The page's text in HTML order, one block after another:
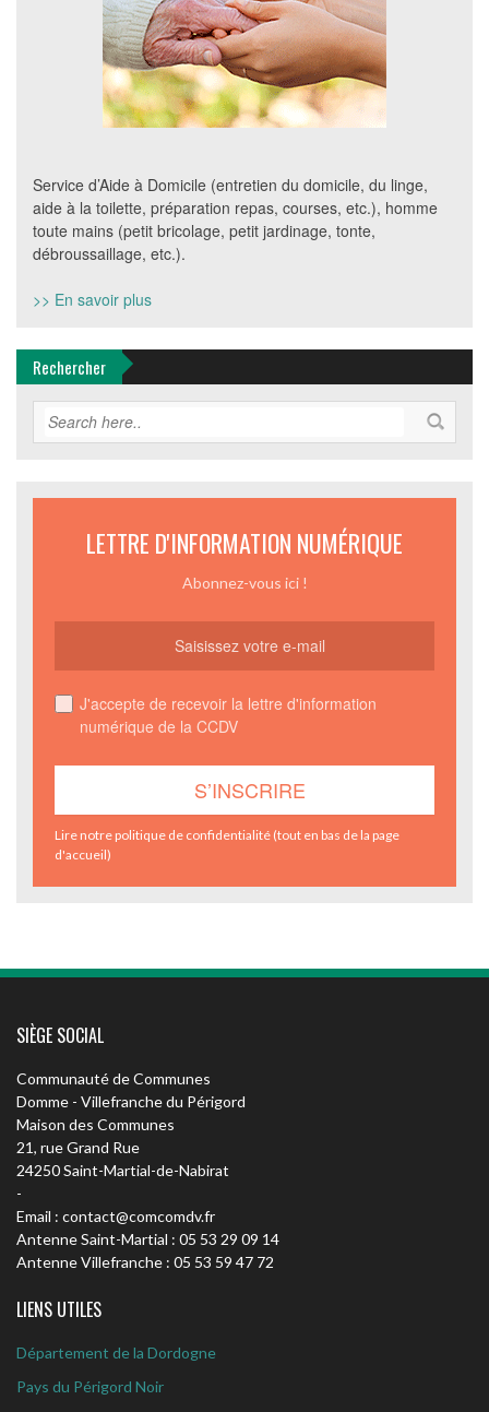
Service d’Aide à Domicile (entretien du domicile, du linge,
aide à la toilette, préparation repas, courses, etc.), homme
toute mains (petit bricolage, petit jardinage, tonte,
débroussaillage, etc.).
>> En savoir plus
Rechercher
LETTRE D'INFORMATION NUMÉRIQUE
Abonnez-vous ici !
J'accepte de recevoir la lettre d'information
numérique de la CCDV
Lire notre politique de confidentialité (tout en bas de la page
d'accueil)
SIÈGE SOCIAL
Communauté de Communes
Domme - Villefranche du Périgord
Maison des Communes
21, rue Grand Rue
24250 Saint-Martial-de-Nabirat
-
Email : contact@comcomdv.fr
Antenne Saint-Martial : 05 53 29 09 14
Antenne Villefranche : 05 53 59 47 72
LIENS UTILES
Département de la Dordogne
Pays du Périgord Noir